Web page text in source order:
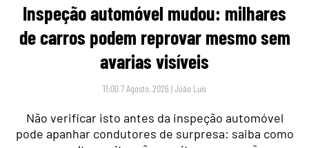
Inspeção automóvel mudou: milhares
de carros podem reprovar mesmo sem
avarias visíveis
11:00 7 Agosto, 2026 |João Luís
Não verificar isto antes da inspeção automóvel
pode apanhar condutores de surpresa: saiba como